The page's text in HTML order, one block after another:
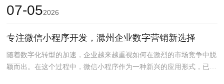
07-052026
专注微信小程序开发，滁州企业数字营销新选择
随着数字化转型的加速，企业越来越重视如何在激烈的市场竞争中脱
颖而出。在这个过程中，微信小程序作为一种新兴的应用形式，已成